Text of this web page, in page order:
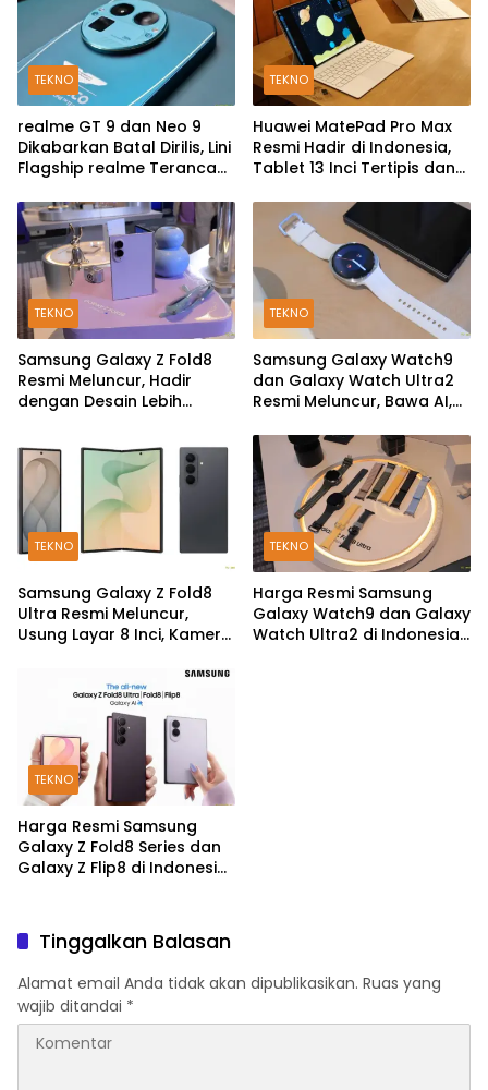
TEKNO
realme GT 9 dan Neo 9
Dikabarkan Batal Dirilis, Lini
Flagship realme Terancam
TEKNO
Huawei MatePad Pro Max
Resmi Hadir di Indonesia,
Tablet 13 Inci Tertipis dan
TEKNO
Samsung Galaxy Z Fold8
Resmi Meluncur, Hadir
dengan Desain Lebih
TEKNO
Samsung Galaxy Watch9
dan Galaxy Watch Ultra2
Resmi Meluncur, Bawa AI,
dan Fitur Kesehatan Baru
TEKNO
Samsung Galaxy Z Fold8
Ultra Resmi Meluncur,
Usung Layar 8 Inci, Kamera
TEKNO
Harga Resmi Samsung
Galaxy Watch9 dan Galaxy
Watch Ultra2 di Indonesia,
TEKNO
Harga Resmi Samsung
Galaxy Z Fold8 Series dan
Galaxy Z Flip8 di Indonesia,
Tinggalkan Balasan
Alamat email Anda tidak akan dipublikasikan. Ruas yang
wajib ditandai *